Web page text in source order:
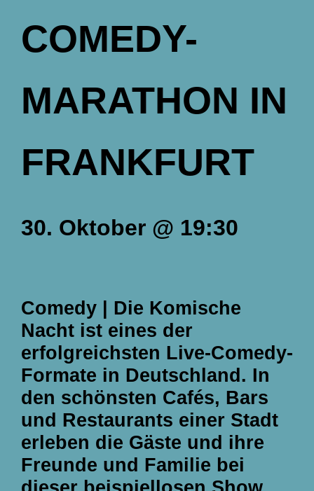
COMEDY-
MARATHON IN
FRANKFURT
30. Oktober @ 19:30
Comedy | Die Komische
Nacht ist eines der
erfolgreichsten Live-Comedy-
Formate in Deutschland. In
den schönsten Cafés, Bars
und Restaurants einer Stadt
erleben die Gäste und ihre
Freunde und Familie bei